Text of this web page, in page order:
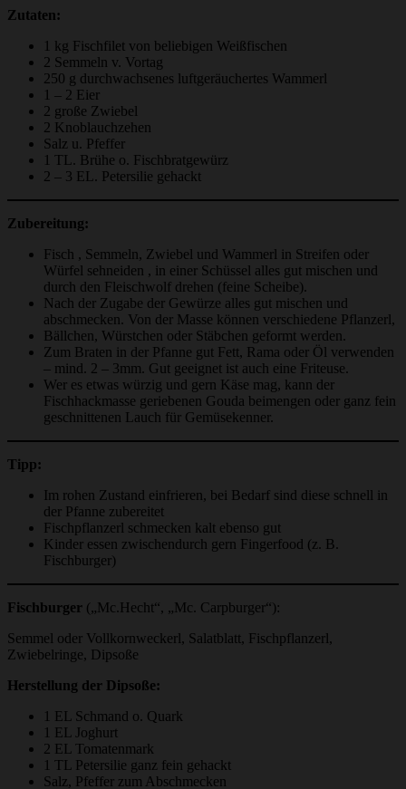
Zutaten:
1 kg Fischfilet von beliebigen Weißfischen
2 Semmeln v. Vortag
250 g durchwachsenes luftgeräuchertes Wammerl
1 – 2 Eier
2 große Zwiebel
2 Knoblauchzehen
Salz u. Pfeffer
1 TL. Brühe o. Fischbratgewürz
2 – 3 EL. Petersilie gehackt
Zubereitung:
Fisch , Semmeln, Zwiebel und Wammerl in Streifen oder
Würfel sehneiden , in einer Schüssel alles gut mischen und
durch den Fleischwolf drehen (feine Scheibe).
Nach der Zugabe der Gewürze alles gut mischen und
abschmecken. Von der Masse können verschiedene Pflanzerl,
Bällchen, Würstchen oder Stäbchen geformt werden.
Zum Braten in der Pfanne gut Fett, Rama oder Öl verwenden
– mind. 2 – 3mm. Gut geeignet ist auch eine Friteuse.
Wer es etwas würzig und gern Käse mag, kann der
Fischhackmasse geriebenen Gouda beimengen oder ganz fein
geschnittenen Lauch für Gemüsekenner.
Tipp:
Im rohen Zustand einfrieren, bei Bedarf sind diese schnell in
der Pfanne zubereitet
Fischpflanzerl schmecken kalt ebenso gut
Kinder essen zwischendurch gern Fingerfood (z. B.
Fischburger)
Fischburger („Mc.Hecht“, „Mc. Carpburger“):
Semmel oder Vollkornweckerl, Salatblatt, Fischpflanzerl,
Zwiebelringe, Dipsoße
Herstellung der Dipsoße:
1 EL Schmand o. Quark
1 EL Joghurt
2 EL Tomatenmark
1 TL Petersilie ganz fein gehackt
Salz, Pfeffer zum Abschmecken